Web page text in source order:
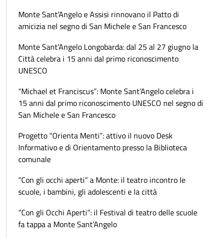
Monte Sant’Angelo e Assisi rinnovano il Patto di
amicizia nel segno di San Michele e San Francesco
Monte Sant’Angelo Longobarda: dal 25 al 27 giugno la
Città celebra i 15 anni dal primo riconoscimento
UNESCO
“Michael et Franciscus”: Monte Sant’Angelo celebra i
15 anni dal primo riconoscimento UNESCO nel segno di
San Michele e San Francesco
Progetto “Orienta Menti”: attivo il nuovo Desk
Informativo e di Orientamento presso la Biblioteca
comunale
“Con gli occhi aperti” a Monte: il teatro incontro le
scuole, i bambini, gli adolescenti e la città
“Con gli Occhi Aperti”: il Festival di teatro delle scuole
fa tappa a Monte Sant’Angelo